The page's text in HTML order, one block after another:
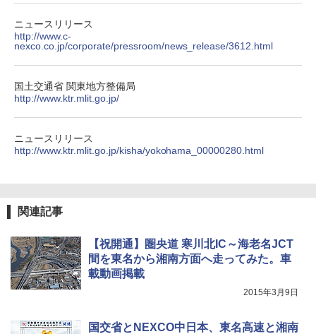
ニュースリリース
http://www.c-
nexco.co.jp/corporate/pressroom/news_release/3612.html
国土交通省 関東地方整備局
http://www.ktr.mlit.go.jp/
ニュースリリース
http://www.ktr.mlit.go.jp/kisha/yokohama_00000280.html
関連記事
【祝開通】圏央道 寒川北IC～海老名JCT
間を東名から湘南方面へ走ってみた。車
載動画掲載
2015年3月9日
国交省とNEXCO中日本、東名高速と湘南